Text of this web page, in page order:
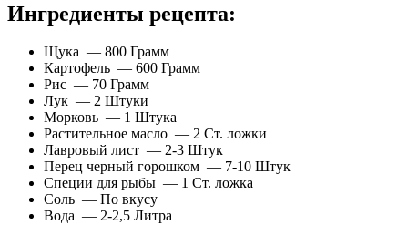
Ингредиенты рецепта:
Щука — 800 Грамм
Картофель — 600 Грамм
Рис — 70 Грамм
Лук — 2 Штуки
Морковь — 1 Штука
Растительное масло — 2 Ст. ложки
Лавровый лист — 2-3 Штук
Перец черный горошком — 7-10 Штук
Специи для рыбы — 1 Ст. ложка
Соль — По вкусу
Вода — 2-2,5 Литра